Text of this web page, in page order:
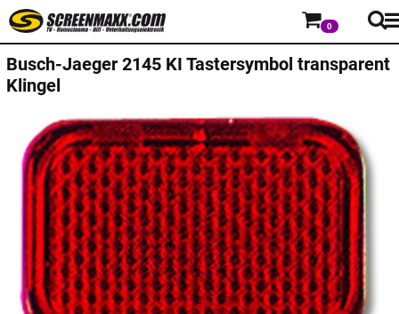
0
Busch-Jaeger 2145 KI Tastersymbol transparent
Klingel